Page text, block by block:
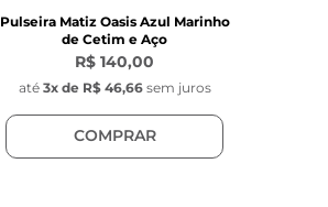
Pulseira Matiz Oasis Azul Marinho
de Cetim e Aço
R$ 140,00
até 3x de R$ 46,66 sem juros
COMPRAR